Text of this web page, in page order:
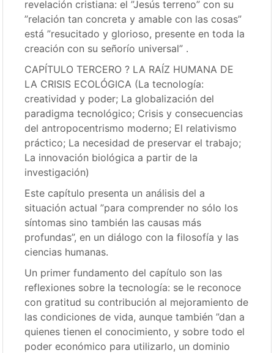
revelación cristiana: el ”Jesús terreno” con su
”relación tan concreta y amable con las cosas”
está ”resucitado y glorioso, presente en toda la
creación con su señorío universal” .
CAPÍTULO TERCERO ? LA RAÍZ HUMANA DE
LA CRISIS ECOLÓGICA (La tecnología:
creatividad y poder; La globalización del
paradigma tecnológico; Crisis y consecuencias
del antropocentrismo moderno; El relativismo
práctico; La necesidad de preservar el trabajo;
La innovación biológica a partir de la
investigación)
Este capítulo presenta un análisis del a
situación actual ”para comprender no sólo los
síntomas sino también las causas más
profundas”, en un diálogo con la filosofía y las
ciencias humanas.
Un primer fundamento del capítulo son las
reflexiones sobre la tecnología: se le reconoce
con gratitud su contribución al mejoramiento de
las condiciones de vida, aunque también ”dan a
quienes tienen el conocimiento, y sobre todo el
poder económico para utilizarlo, un dominio